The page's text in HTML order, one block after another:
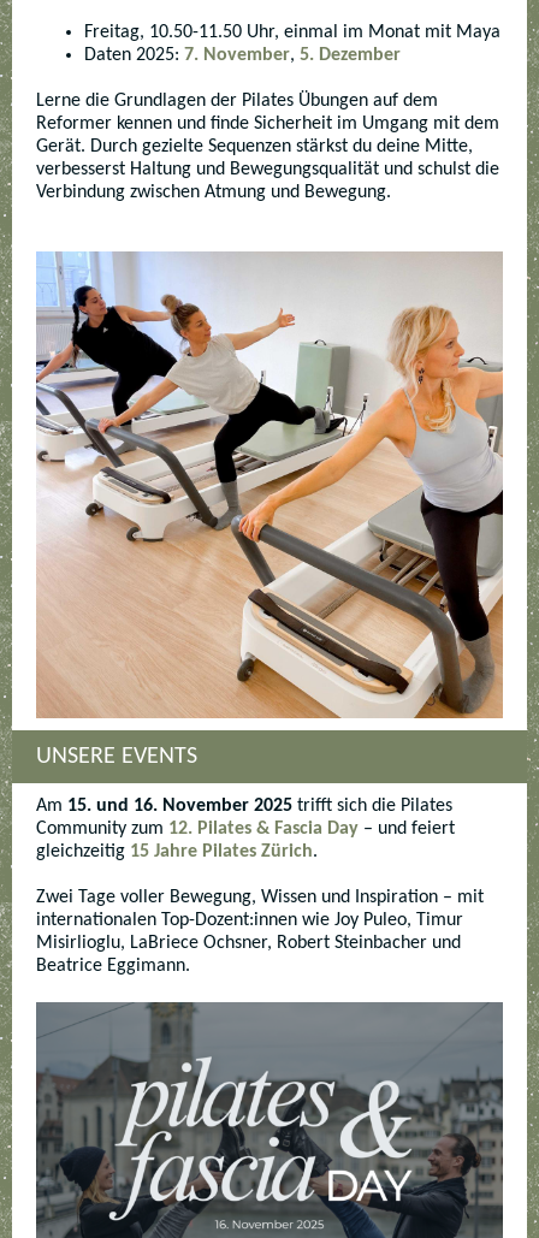
Freitag, 10.50-11.50 Uhr, einmal im Monat mit Maya
Daten 2025: 7. November, 5. Dezember
Lerne die Grundlagen der Pilates Übungen auf dem
Reformer kennen und finde Sicherheit im Umgang mit dem
Gerät. Durch gezielte Sequenzen stärkst du deine Mitte,
verbesserst Haltung und Bewegungsqualität und schulst die
Verbindung zwischen Atmung und Bewegung.
UNSERE EVENTS
Am 15. und 16. November 2025 trifft sich die Pilates
Community zum 12. Pilates & Fascia Day – und feiert
gleichzeitig 15 Jahre Pilates Zürich.
Zwei Tage voller Bewegung, Wissen und Inspiration – mit
internationalen Top-Dozent:innen wie Joy Puleo, Timur
Misirlioglu, LaBriece Ochsner, Robert Steinbacher und
Beatrice Eggimann.